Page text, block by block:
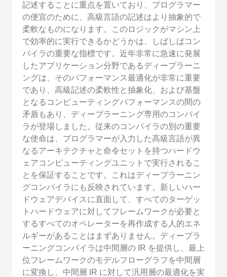
記述することに重点を置いており、プログラマー
の便宜のために、高級言語の記述はより抽象的で
柔軟なものになります。このロジックがマシン上
で効率的に実行できるかどうかは、しばしばコン
パイラの重要な指標です。近年非常に急速に発展
したアプリケーション分野であるディープラーニ
ングは、そのパフォーマンス最適化が非常に重要
であり、高級記述の柔軟性と抽象化、および基盤
となるコンピューティングパフォーマンスの間の
矛盾もあり、ディープラーニング専用のコンパイ
ラが登場しました。従来のコンパイラの別の重要
な使命は、プログラマーが入力した高級言語が異
なるアーキテクチャと命令セットを持つハードウ
ェアコンピューティングユニットで実行されるこ
とを保証することです。これはディープラーニン
グコンパイラにも反映されています。新しいハー
ドウェアデバイスに直面して、すべてのターゲッ
トハードウェアに対してフレームワークが必要と
するすべてのオペレーターを再作成する人的エネ
ルギーがあることはまずありません。ディープラ
ーニングコンパイラは中間層の IR を提供し、最上
位フレームワークのモデルフローグラフを中間層
に変換し、中間層 IR に対して汎用層の最適化を実